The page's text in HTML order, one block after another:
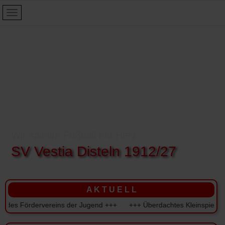
SV Vestia Disteln 1912/27
A K T U E L L
Fördervereins der Jugend +++ +++ Überdachtes